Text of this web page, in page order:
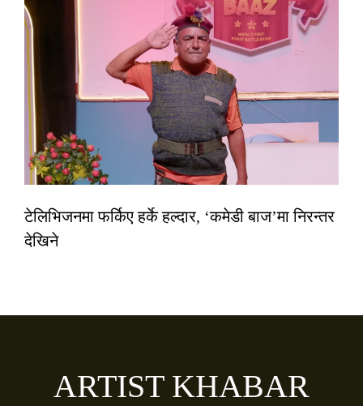
टेलिभिजनमा फर्किए हर्के हल्दार, ‘कमेडी बाज’मा निरन्तर
देखिने
ARTIST KHABAR